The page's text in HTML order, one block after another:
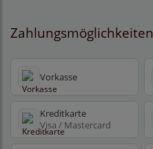
Zahlungsmöglichkeiten
Vorkasse
Kreditkarte
Visa / Mastercard